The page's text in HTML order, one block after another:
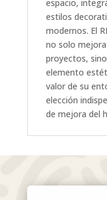
espacio,
estilos
modernos. El
no solo
proyectos,
elemento
valor de su
elección
de mejora del